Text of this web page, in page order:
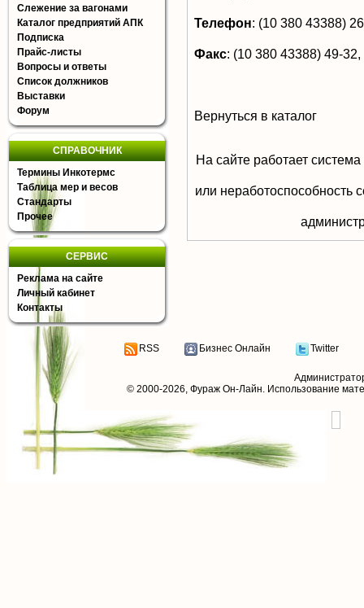
Слежение за вагонами
Каталог предприятий АПК
Подписка
Прайс-листы
Вопросы и ответы
Список должников
Выставки
Форум
СПРАВОЧНИК
Термины Инкотермс
Таблица мер и весов
Стандарты
Прочее
СЕРВИС
Реклама на сайте
Личный кабинет
Контакты
Телефон: (10 380 43388)
Факс: (10 380 43388) 49-32,
Вернуться в каталог
На сайте работает
или неработоспособность
RSS Бизнес Онлайн Twitter
© 2000-2026, Фураж Он-Лайн. Использование